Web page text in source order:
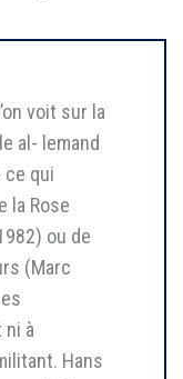
voit sur la
al- lemand
ce qui
la Rose
ou de
(Marc
ni à
Hans